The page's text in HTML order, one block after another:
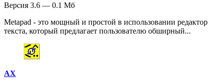
Версия 3.6 — 0.1 Мб
Metapad - это мощный и простой в использовании редактор
текста, который предлагает пользователю обширный...
AX